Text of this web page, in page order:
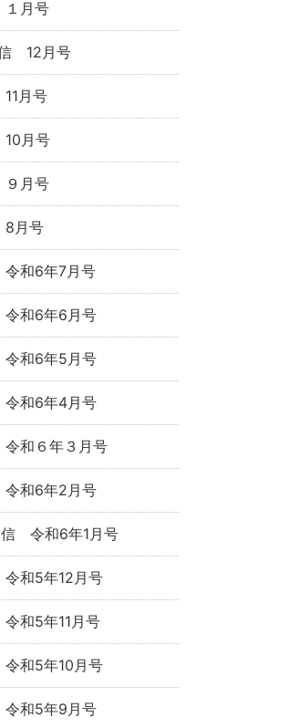
月号
12月号
月号
月号
月号
月号
和6年7月号
和6年6月号
和6年5月号
和6年4月号
和６年３月号
和6年2月号
信 令和6年1月号
和5年12月号
和5年11月号
和5年10月号
和5年9月号